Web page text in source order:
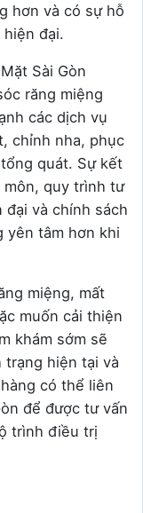
hơn và có sự hỗ
đại.
Sài Gòn
răng miệng
các dịch vụ
chỉnh nha, phục
quát. Sự kết
quy trình tư
và chính sách
yên tâm hơn khi
miệng, mất
muốn cải thiện
khám sớm sẽ
trạng hiện tại và
có thể liên
để được tư vấn
trình điều trị